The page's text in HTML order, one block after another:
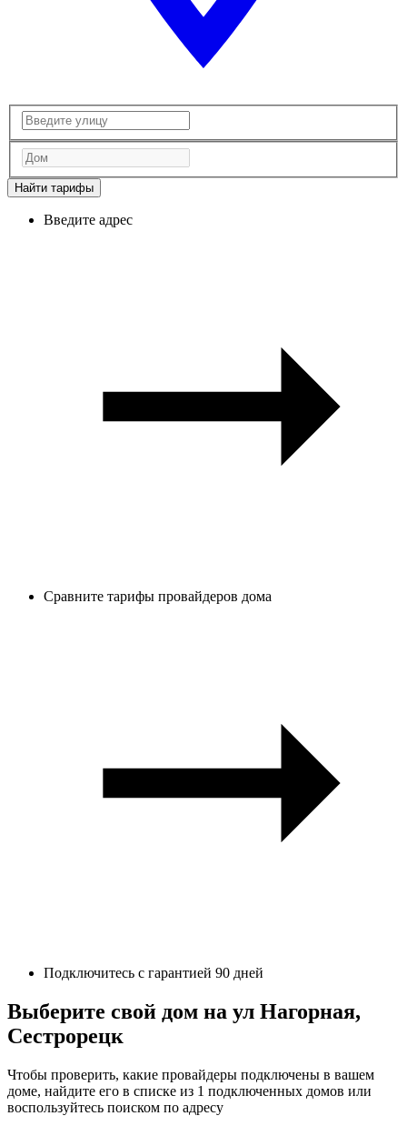
Найти тарифы
Введите адрес
Сравните тарифы провайдеров дома
Подключитесь с гарантией 90 дней
Выберите свой дом на ул Нагорная,
Сестрорецк
Чтобы проверить, какие провайдеры подключены в вашем
доме, найдите его в списке из 1 подключенных домов или
воспользуйтесь поиском по адресу